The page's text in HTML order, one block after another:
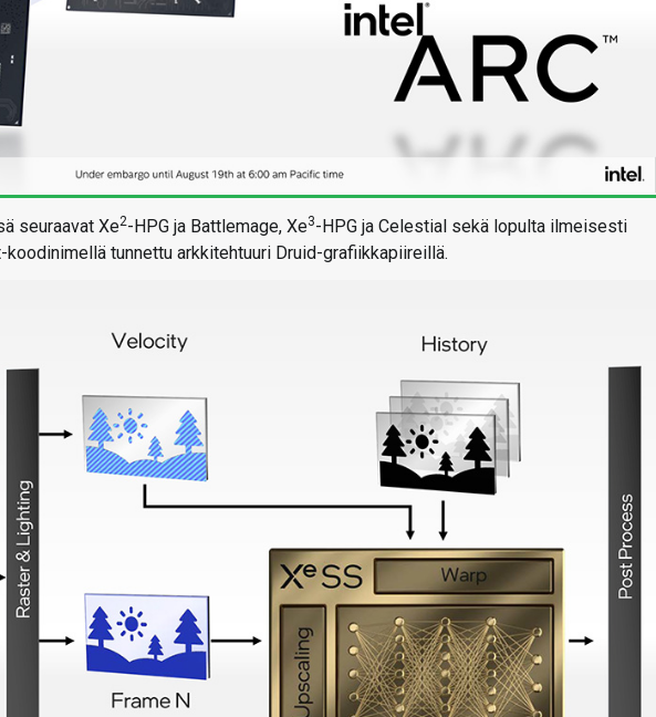
seuraavat Xe2-HPG ja Battlemage, Xe3-HPG ja Celestial sekä lopulta ilmeisesti
tunnettu arkkitehtuuri Druid-grafiikkapiireillä.